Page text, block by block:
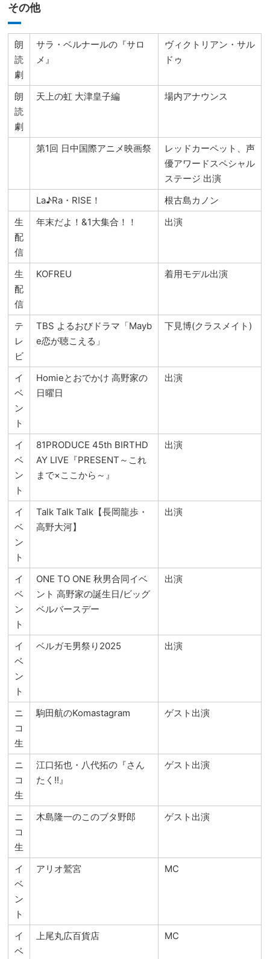
その他
朗
読
劇
サラ・ベルナールの『サロ
メ』
ヴィクトリアン・サル
ドゥ
朗
読
劇
天上の虹 大津皇子編 場内アナウンス
第1回 日中国際アニメ映画祭
レッドカーペット、声
優アワードスペシャル
ステージ 出演
La♪Ra・RISE！
根古島カノン
生
配
信
年末だよ！&1大集合！！ 出演
生
配
信
KOFREU 着用モデル出演
テ
レ
ビ
TBS よるおびドラマ「Mayb
e恋が聴こえる」
下見博(クラスメイト)
イ
ベ
ン
ト
Homieとおでかけ 高野家の
日曜日
出演
イ
ベ
ン
ト
81PRODUCE 45th BIRTHD
AY LIVE『PRESENT～これ
まで×ここから～』
出演
イ
ベ
ン
ト
Talk Talk Talk【長岡龍歩・
高野大河】
出演
イ
ベ
ン
ト
ONE TO ONE 秋男合同イベ
ント 高野家の誕生日/ビッグ
ベルバースデー
出演
イ
ベ
ン
ト
ベルガモ男祭り2025 出演
ニ
コ
生
駒田航のKomastagram ゲスト出演
ニ
コ
生
江口拓也・八代拓の『さん
たく!!』
ゲスト出演
ニ
コ
生
木島隆一のこのブタ野郎 ゲスト出演
イ
ベ
ン
ト
アリオ鷲宮 MC
イ
ベ
上尾丸広百貨店 MC